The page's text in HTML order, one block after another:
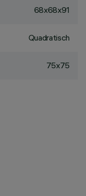
68x68x91
Quadratisch
75x75